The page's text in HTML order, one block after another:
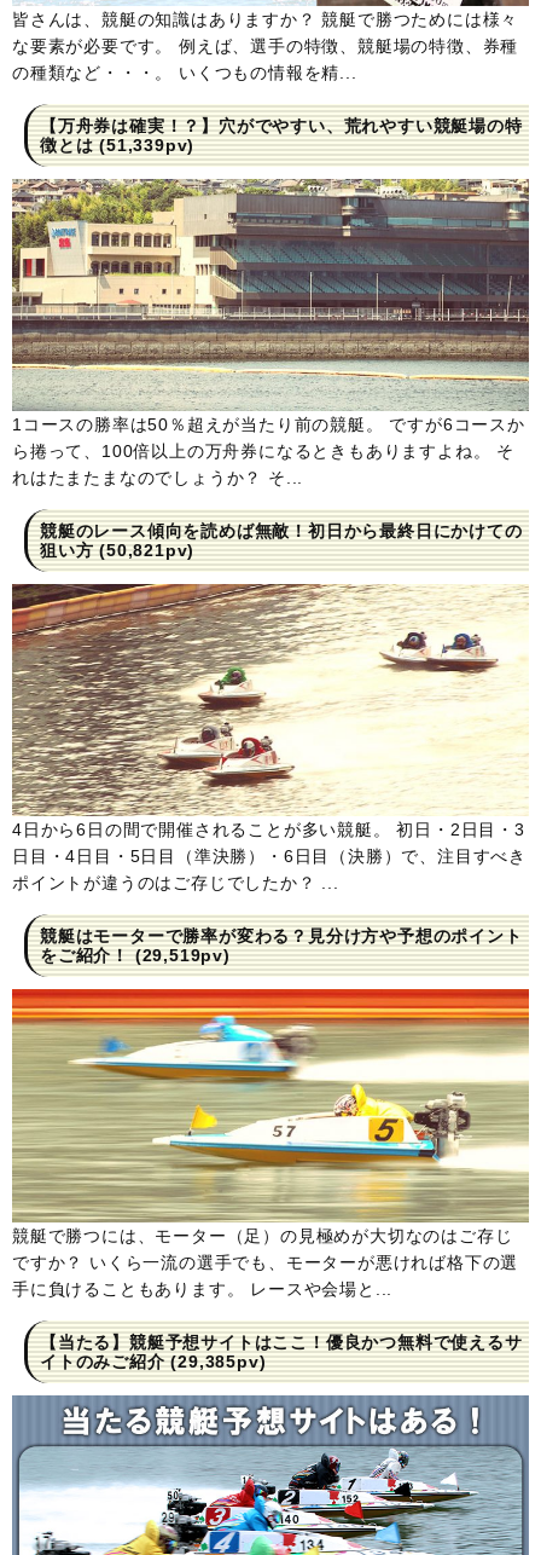
皆さんは、競艇の知識はありますか？ 競艇で勝つためには様々
な要素が必要です。 例えば、選手の特徴、競艇場の特徴、券種
の種類など・・・。 いくつもの情報を精...
【万舟券は確実！？】穴がでやすい、荒れやすい競艇場の特
徴とは(51,339pv)
1コースの勝率は50％超えが当たり前の競艇。 ですが6コースか
ら捲って、100倍以上の万舟券になるときもありますよね。 そ
れはたまたまなのでしょうか？ そ...
競艇のレース傾向を読めば無敵！初日から最終日にかけての
狙い方(50,821pv)
4日から6日の間で開催されることが多い競艇。 初日・2日目・3
日目・4日目・5日目（準決勝）・6日目（決勝）で、注目すべき
ポイントが違うのはご存じでしたか？ ...
競艇はモーターで勝率が変わる？見分け方や予想のポイント
をご紹介！(29,519pv)
競艇で勝つには、モーター（足）の見極めが大切なのはご存じ
ですか？ いくら一流の選手でも、モーターが悪ければ格下の選
手に負けることもあります。 レースや会場と...
【当たる】競艇予想サイトはここ！優良かつ無料で使えるサ
イトのみご紹介(29,385pv)